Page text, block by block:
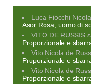
Luca Fiocchi
Asor Rosa, uomo di
VITO DE RUSSIS
Proporzionale e
Vito Nicola de
Proporzionale e
Vito Nicola de
Proporzionale e